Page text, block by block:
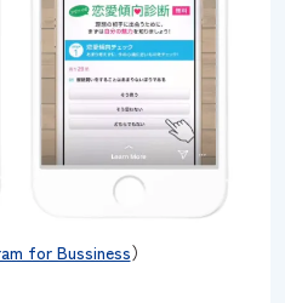
for Bussiness）